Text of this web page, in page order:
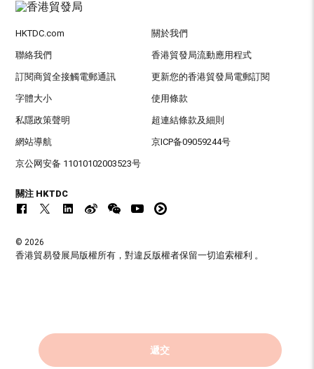
遞交
HKTDC.com 關於我們
聯絡我們 香港貿發局流動應用程式
訂閱商貿全接觸電郵通訊 更新您的香港貿發局電郵訂閱
字體大小 使用條款
私隱政策聲明 超連結條款及細則
網站導航 京ICP备09059244号
京公网安备 11010102003523号
關注 HKTDC
© 2026
香港貿易發展局版權所有，對違反版權者保留一切追索權利 。